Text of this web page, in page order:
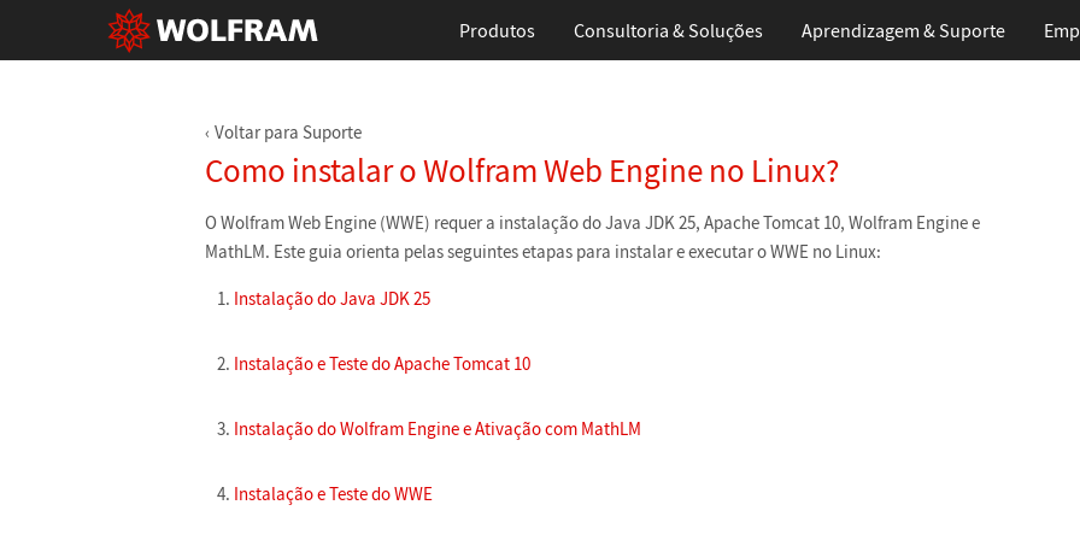
Produtos Consultoria & Soluções Aprendizagem & Suporte
Voltar para Suporte
Como instalar o Wolfram Web Engine no Linux?
O Wolfram Web Engine (WWE) requer a instalação do Java JDK 25, Apache Tomcat 10, Wolfram Engine e
MathLM. Este guia orienta pelas seguintes etapas para instalar e executar o WWE no Linux:
Instalação do Java JDK 25
Instalação e Teste do Apache Tomcat 10
Instalação do Wolfram Engine e Ativação com MathLM
Instalação e Teste do WWE